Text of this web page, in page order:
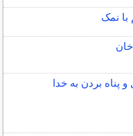
نمک
و پناه بردن به خدا